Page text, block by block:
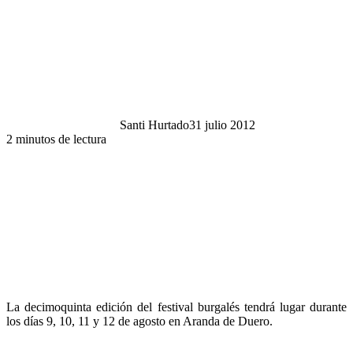
Santi Hurtado31 julio 2012
2 minutos de lectura
La decimoquinta edición del festival burgalés tendrá lugar durante
los días 9, 10, 11 y 12 de agosto en Aranda de Duero.